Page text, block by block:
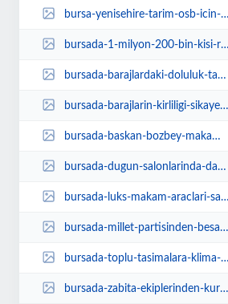
bursa-yenisehire-tarim-osb-icin-girisimler-suruyor-bdLecOgP.jpg
bursada-1-milyon-200-bin-kisi-riskli-SHGak2iC.jpg
bursada-barajlardaki-doluluk-tasarrufla-anlam-kazanacak-Ltf36WGJ.jpg
bursada-barajlarin-kirliligi-sikayet-altinda-xhKbyRqv.jpg
bursada-baskan-bozbey-makami-ilcelere-tasiyor-ilk-durak-buyukorhan-dBtnvk5V.jpg
bursada-dugun-salonlarinda-da-bos-yer-yok-6Dq5L8kT.jpg
bursada-luks-makam-araclari-satildi-yerine-mikrobusler-geldi-ggJs5JRt.jpg
bursada-millet-partisinden-besas-zammina-gelir-onerisi-wv3PsZIh.jpg
bursada-toplu-tasimalara-klima-zorunlulugu-gelecek-mi-3Ljl8xYS.jpg
bursada-zabita-ekiplerinden-kurban-bayraminda-siki-denetim-kaVl1HCR.jpg